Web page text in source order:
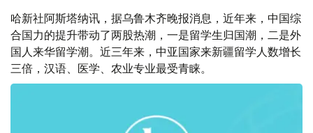
哈新社阿斯塔纳讯，据乌鲁木齐晚报消息，近年来，中国综
合国力的提升带动了两股热潮，一是留学生归国潮，二是外
国人来华留学潮。近三年来，中亚国家来新疆留学人数增长
三倍，汉语、医学、农业专业最受青睐。